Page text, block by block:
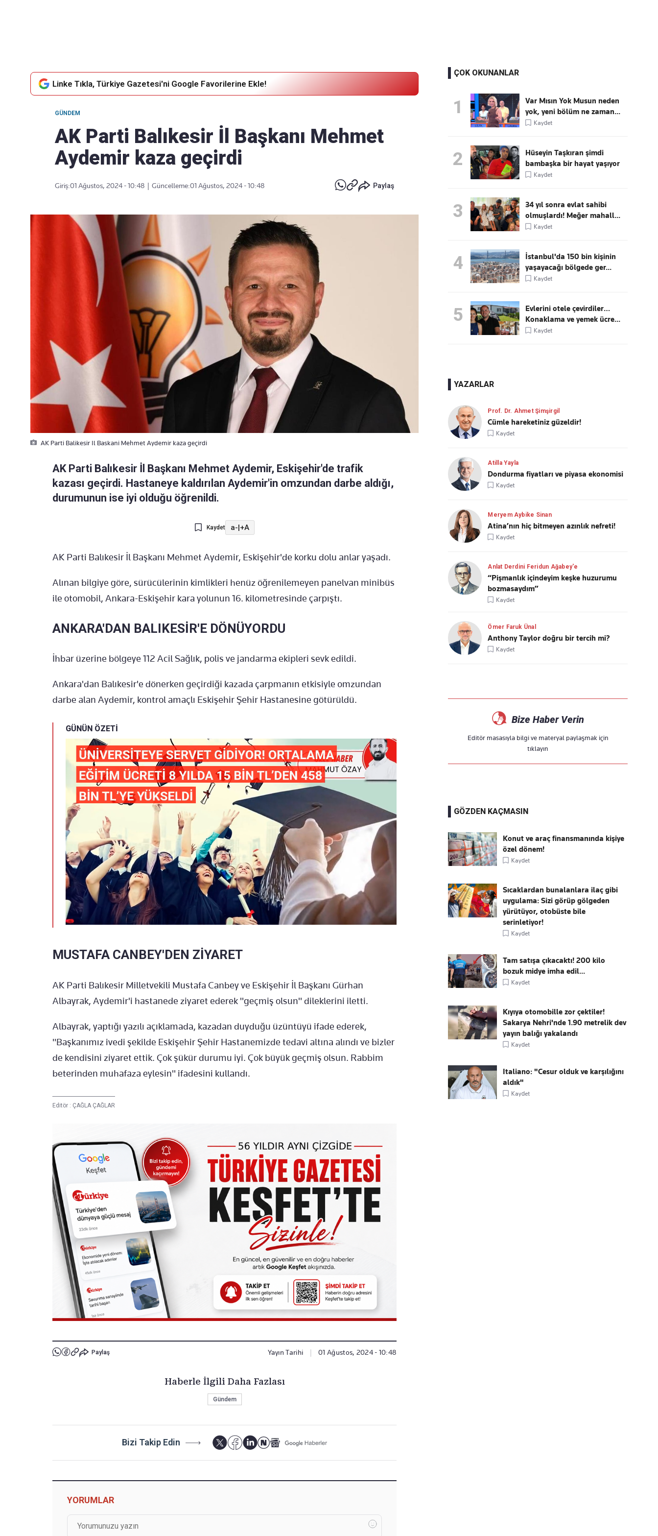
Linke Tıkla, Türkiye Gazetesi'ni Google Favorilerine Ekle!
GÜNDEM
AK Parti Balıkesir İl Başkanı Mehmet
Aydemir kaza geçirdi
Giriş:01 Ağustos, 2024 - 10:48 Güncelleme:01 Ağustos, 2024 - 10:48 Paylaş
AK Parti Balikesir Il Baskani Mehmet Aydemir kaza geçirdi
AK Parti Balıkesir İl Başkanı Mehmet Aydemir, Eskişehir'de trafik
kazası geçirdi. Hastaneye kaldırılan Aydemir'in omzundan darbe aldığı,
durumunun ise iyi olduğu öğrenildi.
Kaydet a-|+A
AK Parti Balıkesir İl Başkanı Mehmet Aydemir, Eskişehir'de korku dolu anlar yaşadı.
Alınan bilgiye göre, sürücülerinin kimlikleri henüz öğrenilemeyen panelvan minibüs
ile otomobil, Ankara-Eskişehir kara yolunun 16. kilometresinde çarpıştı.
ANKARA'DAN BALIKESİR'E DÖNÜYORDU
İhbar üzerine bölgeye 112 Acil Sağlık, polis ve jandarma ekipleri sevk edildi.
Ankara'dan Balıkesir'e dönerken geçirdiği kazada çarpmanın etkisiyle omzundan
darbe alan Aydemir, kontrol amaçlı Eskişehir Şehir Hastanesine götürüldü.
GÜNÜN ÖZETİ
MUSTAFA CANBEY'DEN ZİYARET
AK Parti Balıkesir Milletvekili Mustafa Canbey ve Eskişehir İl Başkanı Gürhan
Albayrak, Aydemir'i hastanede ziyaret ederek "geçmiş olsun" dileklerini iletti.
Albayrak, yaptığı yazılı açıklamada, kazadan duyduğu üzüntüyü ifade ederek,
"Başkanımız ivedi şekilde Eskişehir Şehir Hastanemizde tedavi altına alındı ve bizler
de kendisini ziyaret ettik. Çok şükür durumu iyi. Çok büyük geçmiş olsun. Rabbim
beterinden muhafaza eylesin" ifadesini kullandı.
Editör : ÇAĞLA ÇAĞLAR
Paylaş Yayın Tarihi 01 Ağustos, 2024 - 10:48
Haberle İlgili Daha Fazlası
Gündem
Bizi Takip Edin
YORUMLAR
ÇOK OKUNANLAR
1
Var Mısın Yok Musun neden
yok, yeni bölüm ne zaman...
Kaydet
2
Hüseyin Taşkıran şimdi
bambaşka bir hayat yaşıyor
Kaydet
3
34 yıl sonra evlat sahibi
olmuşlardı! Meğer mahall...
Kaydet
4
İstanbul'da 150 bin kişinin
yaşayacağı bölgede ger...
Kaydet
5
Evlerini otele çevirdiler…
Konaklama ve yemek ücre...
Kaydet
YAZARLAR
Prof. Dr. Ahmet Şimşirgil
Cümle hareketiniz güzeldir!
Kaydet
Atilla Yayla
Dondurma fiyatları ve piyasa ekonomisi
Kaydet
Meryem Aybike Sinan
Atina’nın hiç bitmeyen azınlık nefreti!
Kaydet
Anlat Derdini Feridun Ağabey'e
“Pişmanlık içindeyim keşke huzurumu
bozmasaydım”
Kaydet
Ömer Faruk Ünal
Anthony Taylor doğru bir tercih mi?
Kaydet
Bize Haber Verin
Editör masasıyla bilgi ve materyal paylaşmak için
tıklayın
GÖZDEN KAÇMASIN
Konut ve araç finansmanında kişiye
özel dönem!
Kaydet
Sıcaklardan bunalanlara ilaç gibi
uygulama: Sizi görüp gölgeden
yürütüyor, otobüste bile
serinletiyor!
Kaydet
Tam satışa çıkacaktı! 200 kilo
bozuk midye imha edil...
Kaydet
Kıyıya otomobille zor çektiler!
Sakarya Nehri'nde 1.90 metrelik dev
yayın balığı yakalandı
Kaydet
Italiano: "Cesur olduk ve karşılığını
aldık"
Kaydet